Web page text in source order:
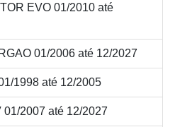
EVO 01/2010 até
01/2006 até 12/2027
1998 até 12/2005
01/2007 até 12/2027